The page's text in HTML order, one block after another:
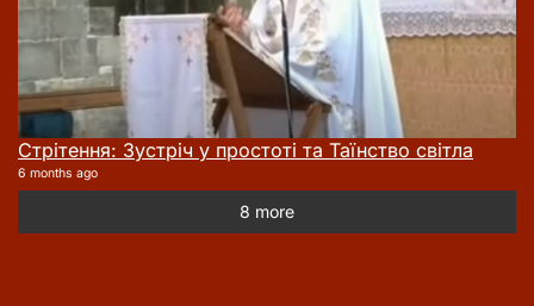
Стрітення: Зустріч у простоті та Таїнство світла
6 months ago
8 more